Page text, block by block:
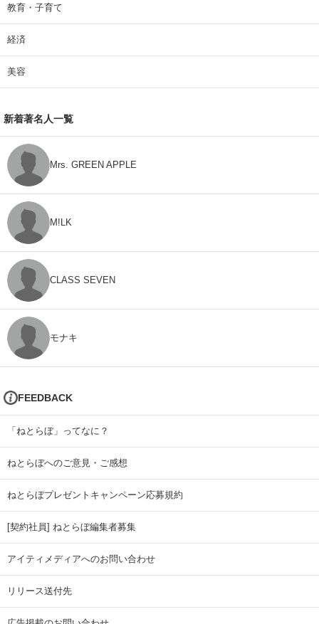
教育・子育て
経済
美容
新着著名人一覧
Mrs. GREEN APPLE
M!LK
CLASS SEVEN
モナキ
FEEDBACK
「ねとらぼ」ってなに？
ねとらぼへのご意見・ご感想
ねとらぼプレゼントキャンペーン応募規約
[契約社員] ねとらぼ編集者募集
アイティメディアへのお問い合わせ
リリース送付先